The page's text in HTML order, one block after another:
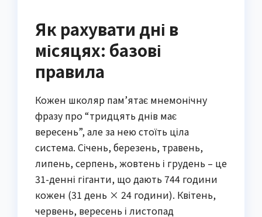
Як рахувати дні в
місяцях: базові
правила
Кожен школяр пам’ятає мнемонічну
фразу про “тридцять днів має
вересень”, але за нею стоїть ціла
система. Січень, березень, травень,
липень, серпень, жовтень і грудень – це
31-денні гіганти, що дають 744 години
кожен (31 день × 24 години). Квітень,
червень, вересень і листопад